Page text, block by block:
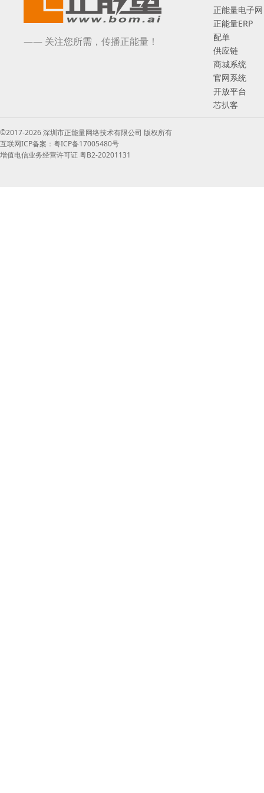
—— 关注您所需，传播正能量！
正能量电子网
正能量ERP
配单
供应链
商城系统
官网系统
开放平台
芯扒客
©2017-2026 深圳市正能量网络技术有限公司 版权所有
互联网ICP备案：粤ICP备17005480号
增值电信业务经营许可证 粤B2-20201131